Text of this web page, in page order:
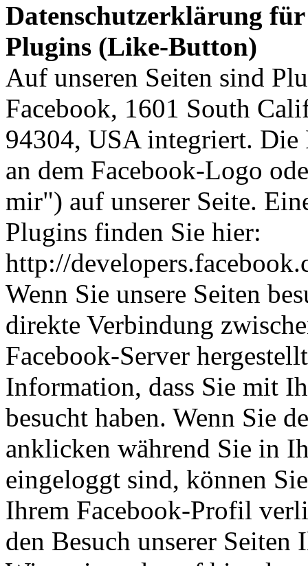
Datenschutzerklärung
Plugins (Like-Button)
Auf unseren Seiten sind
Facebook, 1601 South
94304, USA integriert. Die
an dem Facebook-Logo
mir") auf unserer Seite.
Plugins finden Sie hier:
http://
Wenn Sie unsere Seiten
direkte Verbindung
Facebook-Server
Information, dass Sie mit
besucht haben. Wenn Sie
anklicken während Sie in
eingeloggt sind, können
Ihrem Facebook-Profil
den Besuch unserer